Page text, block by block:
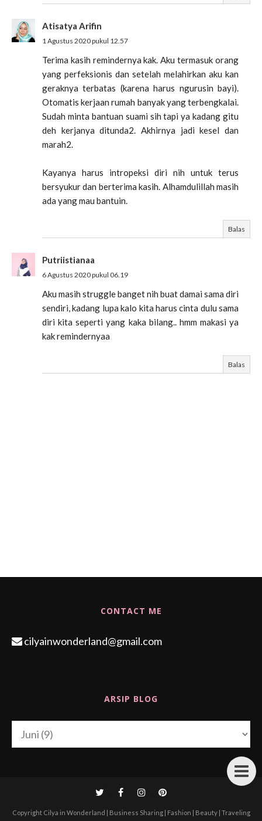
Atisatya Arifin
1 Agustus 2020 pukul 12.57
Terima kasih remindernya kak. Aku termasuk orang
yang perfeksionis dan setelah melahirkan aku kan
geraknya terbatas (karena harus ngurusin bayi).
Otomatis kerjaan rumah banyak yang terbengkalai.
Sudah minta bantuan suami sih tapi ya kadang gitu
deh kerjanya ditunda2. Akhirnya jadi kesel dan
marah2.
Kayanya harus intropeksi diri nih untuk terus
bersyukur dan berterima kasih. Alhamdulillah masih
ada yang mau bantuin.
Balas
Putriistianaa
6 Agustus 2020 pukul 06.19
Aku masih struggle banget nih buat damai sama diri
sendiri, kadang lupa kalo kita harus cinta dulu sama
diri kita seperti yang kaka bilang.. hmm makasi ya
kak remindernyaa
Balas
CONTACT ME
cilyainwonderland@gmail.com
ARSIP BLOG
Copyright Cilya in Wonderland | Business Sharing | Fashion | Beauty | Traveling